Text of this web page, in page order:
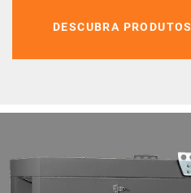
DESCUBRA PRODUTOS